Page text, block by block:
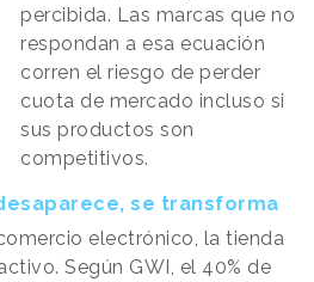
percibida. Las marcas que no
respondan a esa ecuación
corren el riesgo de perder
cuota de mercado incluso si
sus productos son
competitivos.
se transforma
electrónico, la tienda
Según GWI, el 40% de